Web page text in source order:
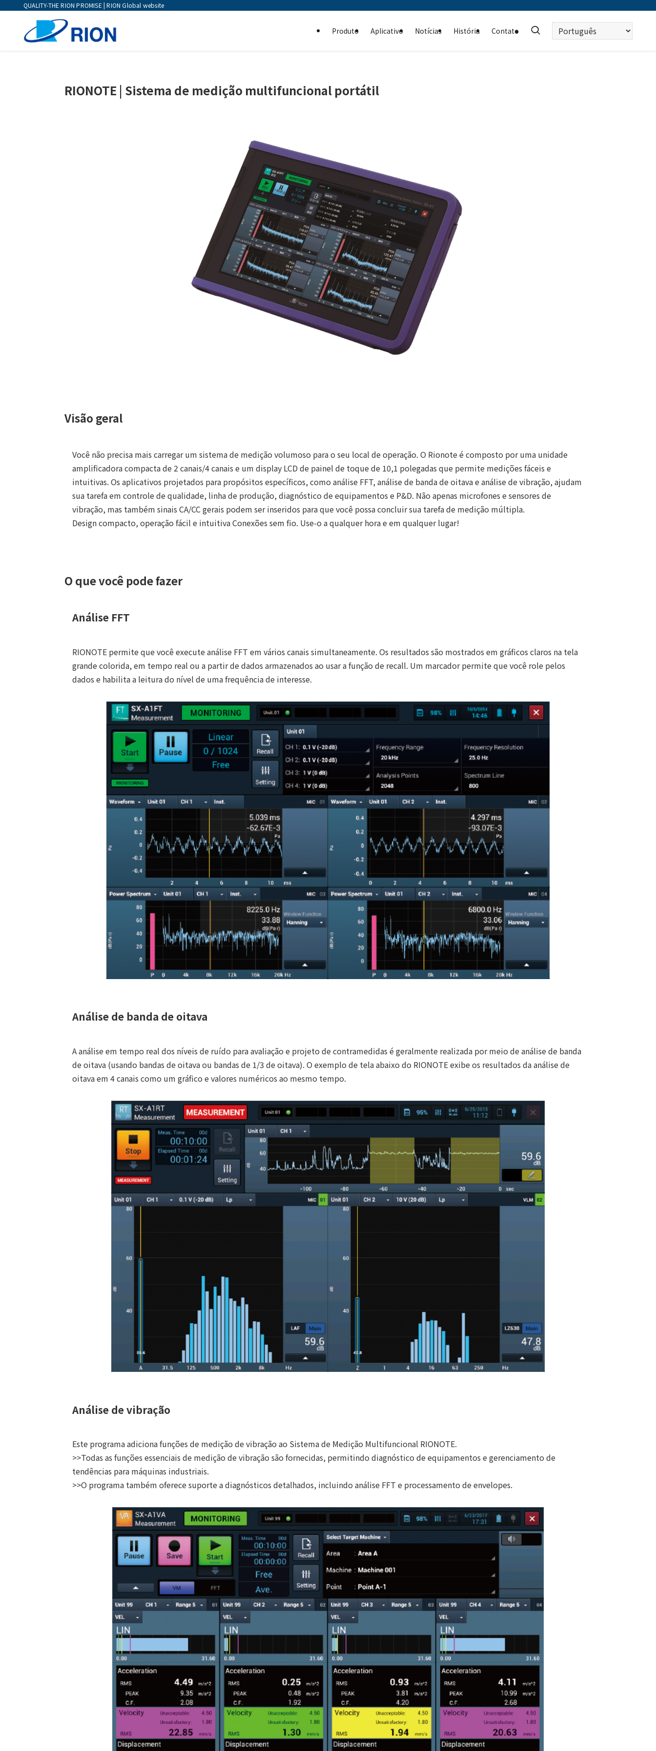
QUALITY-THE RION PROMISE | RION Global website
Produto Aplicativo Notícias História Contato
Escolha
um
RIONOTE | Sistema de medição multifuncional portátil
Visão geral
Você não precisa mais carregar um sistema de medição volumoso para o seu local de operação. O Rionote é composto por uma unidade
amplificadora compacta de 2 canais/4 canais e um display LCD de painel de toque de 10,1 polegadas que permite medições fáceis e
intuitivas. Os aplicativos projetados para propósitos específicos, como análise FFT, análise de banda de oitava e análise de vibração, ajudam
sua tarefa em controle de qualidade, linha de produção, diagnóstico de equipamentos e P&D. Não apenas microfones e sensores de
vibração, mas também sinais CA/CC gerais podem ser inseridos para que você possa concluir sua tarefa de medição múltipla.
Design compacto, operação fácil e intuitiva Conexões sem fio. Use-o a qualquer hora e em qualquer lugar!
O que você pode fazer
Análise FFT
RIONOTE permite que você execute análise FFT em vários canais simultaneamente. Os resultados são mostrados em gráficos claros na tela
grande colorida, em tempo real ou a partir de dados armazenados ao usar a função de recall. Um marcador permite que você role pelos
dados e habilita a leitura do nível de uma frequência de interesse.
Análise de banda de oitava
A análise em tempo real dos níveis de ruído para avaliação e projeto de contramedidas é geralmente realizada por meio de análise de banda
de oitava (usando bandas de oitava ou bandas de 1/3 de oitava). O exemplo de tela abaixo do RIONOTE exibe os resultados da análise de
oitava em 4 canais como um gráfico e valores numéricos ao mesmo tempo.
Análise de vibração
Este programa adiciona funções de medição de vibração ao Sistema de Medição Multifuncional RIONOTE.
>>Todas as funções essenciais de medição de vibração são fornecidas, permitindo diagnóstico de equipamentos e gerenciamento de
tendências para máquinas industriais.
>>O programa também oferece suporte a diagnósticos detalhados, incluindo análise FFT e processamento de envelopes.